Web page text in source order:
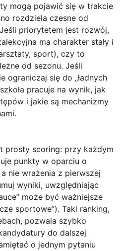
mogą pojawić się w trakcie
rozdziela czesne od
priorytetem jest rozwój,
ma charakter stały i
sport), czy to
od sezonu. Jeśli
ograniczaj się do „ładnych
pracuje na wynik, jak
i jakie są mechanizmy
prosty scoring: przy każdym
punkty w oparciu o
nie wrażenia z pierwszej
wyniki, uwzględniając
może być ważniejsze
sportowe”). Taki ranking,
pozwala szybko
do dalszej
o jednym pytaniu